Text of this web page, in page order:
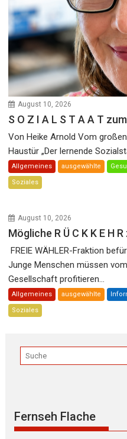
August 10, 2026
S O Z I A L S T A A T
Von Heike Arnold Vom
Haustür „Der lernende
Allgemeines ausgewählte
Soziales
August 10, 2026
Mögliche R Ü C K K E H
FREIE WÄHLER-Fraktion
Junge Menschen müssen
Gesellschaft profitieren...
Allgemeines ausgewählte
Soziales
Fernseh Flache